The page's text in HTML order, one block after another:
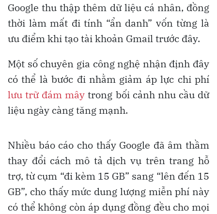
Google thu thập thêm dữ liệu cá nhân, đồng
thời làm mất đi tính “ẩn danh” vốn từng là
ưu điểm khi tạo tài khoản Gmail trước đây.
Một số chuyên gia công nghệ nhận định đây
có thể là bước đi nhằm giảm áp lực chi phí
lưu trữ đám mây trong bối cảnh nhu cầu dữ
liệu ngày càng tăng mạnh.
Nhiều báo cáo cho thấy Google đã âm thầm
thay đổi cách mô tả dịch vụ trên trang hỗ
trợ, từ cụm “đi kèm 15 GB” sang “lên đến 15
GB”, cho thấy mức dung lượng miễn phí này
có thể không còn áp dụng đồng đều cho mọi